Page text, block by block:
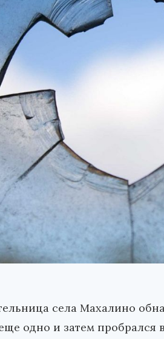
села Махалино
одно и затем пробрался